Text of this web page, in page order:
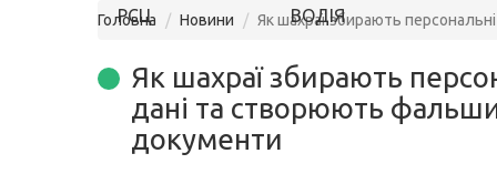
РСЦ ВОДІЯ
Головна Новини Як шахраї збирають
Як шахраї збирають
дані та створюють
документи